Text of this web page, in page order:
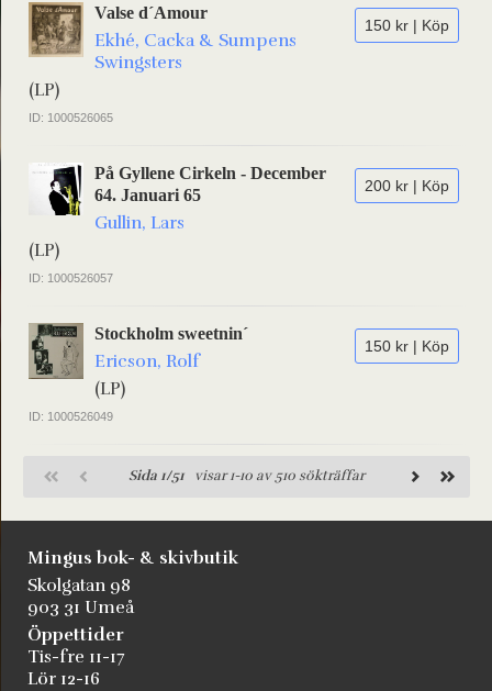
150 kr | Köp
Valse d´Amour
Ekhé, Cacka & Sumpens
Swingsters
(LP)
ID: 1000526065
200 kr | Köp
På Gyllene Cirkeln - December
64. Januari 65
Gullin, Lars
(LP)
ID: 1000526057
150 kr | Köp
Stockholm sweetnin´
Ericson, Rolf
(LP)
ID: 1000526049
Sida 1/51 visar 1-10 av 510 sökträffar
Mingus bok- & skivbutik
Skolgatan 98
903 31 Umeå
Öppettider
Tis-fre 11-17
Lör 12-16